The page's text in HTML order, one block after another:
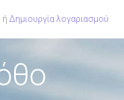
ή Δημιουργία λογαριασμού